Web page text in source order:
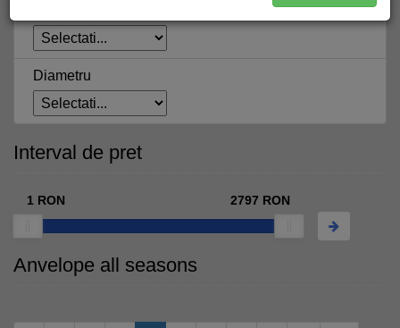
Diametru
Interval de pret
1 RON 2797 RON
Anvelope all seasons